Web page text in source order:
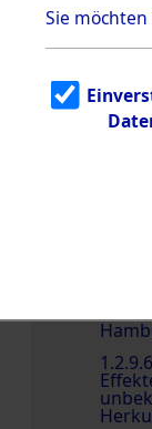
1.2.9.3
dem
1.2.9.6
Sie